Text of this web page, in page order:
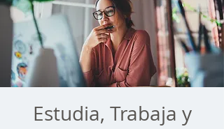
Estudia, Trabaja y